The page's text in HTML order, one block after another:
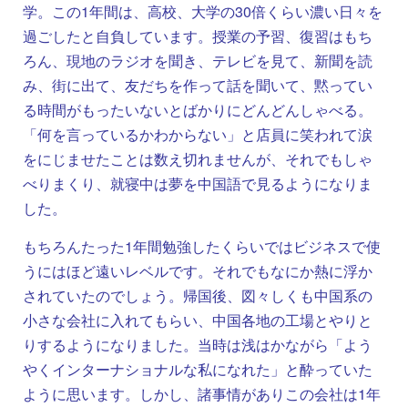
学。この1年間は、高校、大学の30倍くらい濃い日々を
過ごしたと自負しています。授業の予習、復習はもち
ろん、現地のラジオを聞き、テレビを見て、新聞を読
み、街に出て、友だちを作って話を聞いて、黙ってい
る時間がもったいないとばかりにどんどんしゃべる。
「何を言っているかわからない」と店員に笑われて涙
をにじませたことは数え切れませんが、それでもしゃ
べりまくり、就寝中は夢を中国語で見るようになりま
した。
もちろんたった1年間勉強したくらいではビジネスで使
うにはほど遠いレベルです。それでもなにか熱に浮か
されていたのでしょう。帰国後、図々しくも中国系の
小さな会社に入れてもらい、中国各地の工場とやりと
りするようになりました。当時は浅はかながら「よう
やくインターナショナルな私になれた」と酔っていた
ように思います。しかし、諸事情がありこの会社は1年